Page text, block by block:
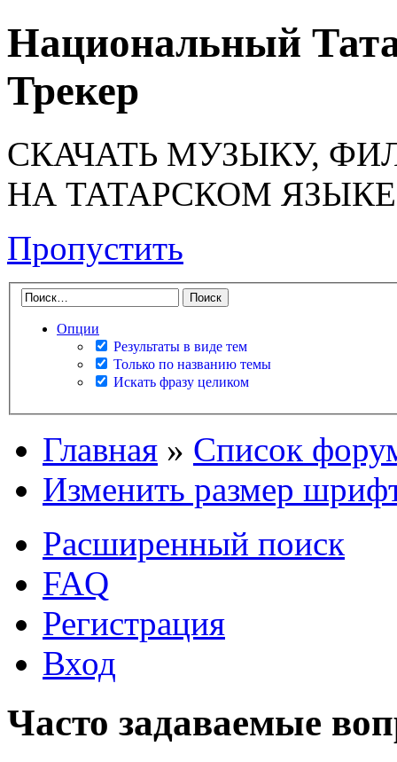
Национальный
Трекер
СКАЧАТЬ МУЗЫКУ,
НА ТАТАРСКОМ ЯЗЫКЕ
Пропустить
Опции
Результаты в виде тем
Только по названию темы
Искать фразу целиком
Главная » Список
Изменить размер
Расширенный поиск
FAQ
Регистрация
Вход
Часто задаваемые